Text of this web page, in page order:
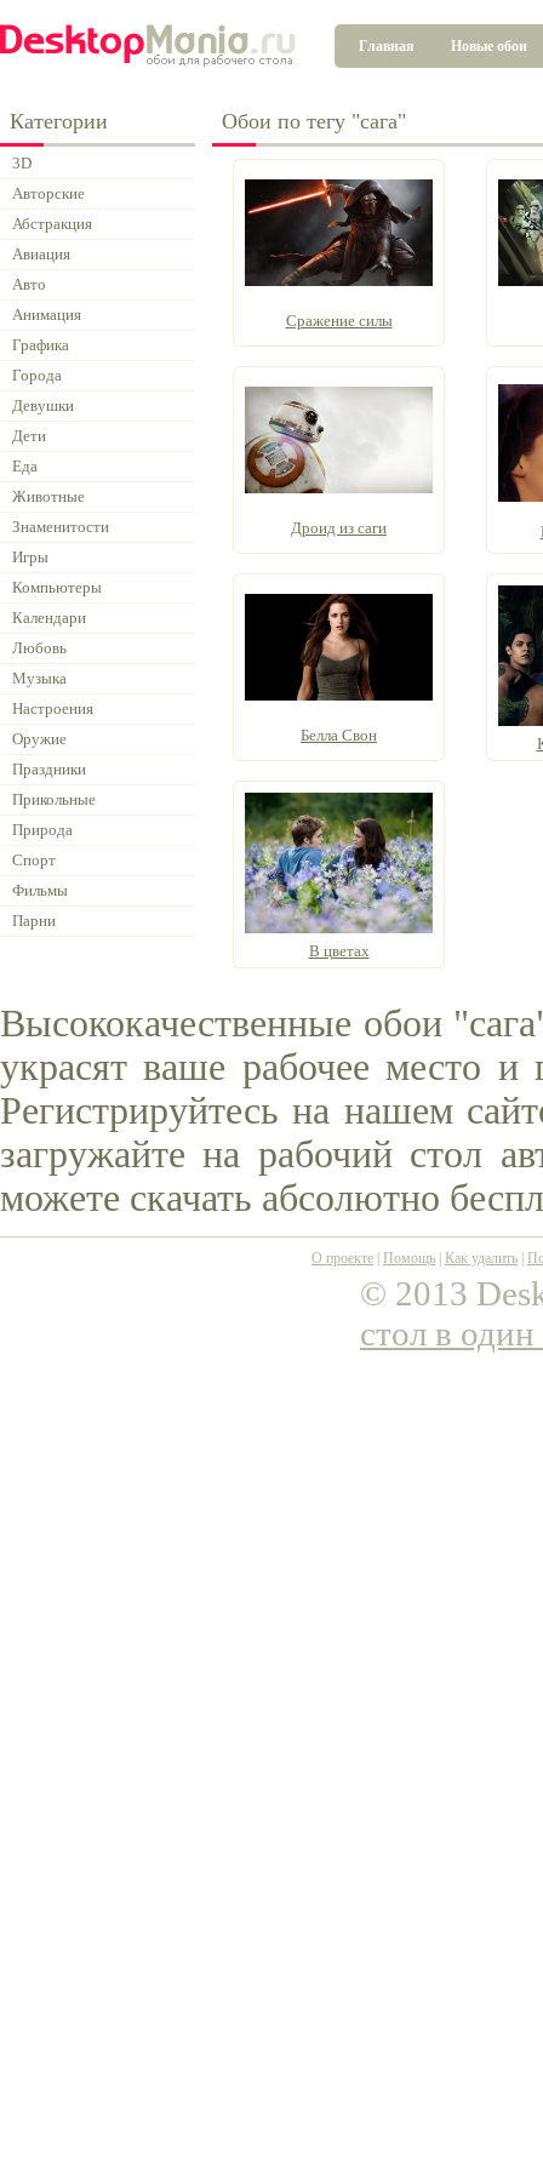
Главная Новые обои
Категории
3D
Авторские
Абстракция
Авиация
Авто
Анимация
Графика
Города
Девушки
Дети
Еда
Животные
Знаменитости
Игры
Компьютеры
Календари
Любовь
Музыка
Настроения
Оружие
Праздники
Прикольные
Природа
Спорт
Фильмы
Парни
Обои по тегу "сага"
Сражение силы
Дроид из саги
Белла Свон
В цветах
Высококачественные обои
украсят ваше рабочее место и
Регистрируйтесь на нашем
загружайте на рабочий стол
можете скачать абсолютно
О проекте Помощь Как удалить
© 2013
стол в